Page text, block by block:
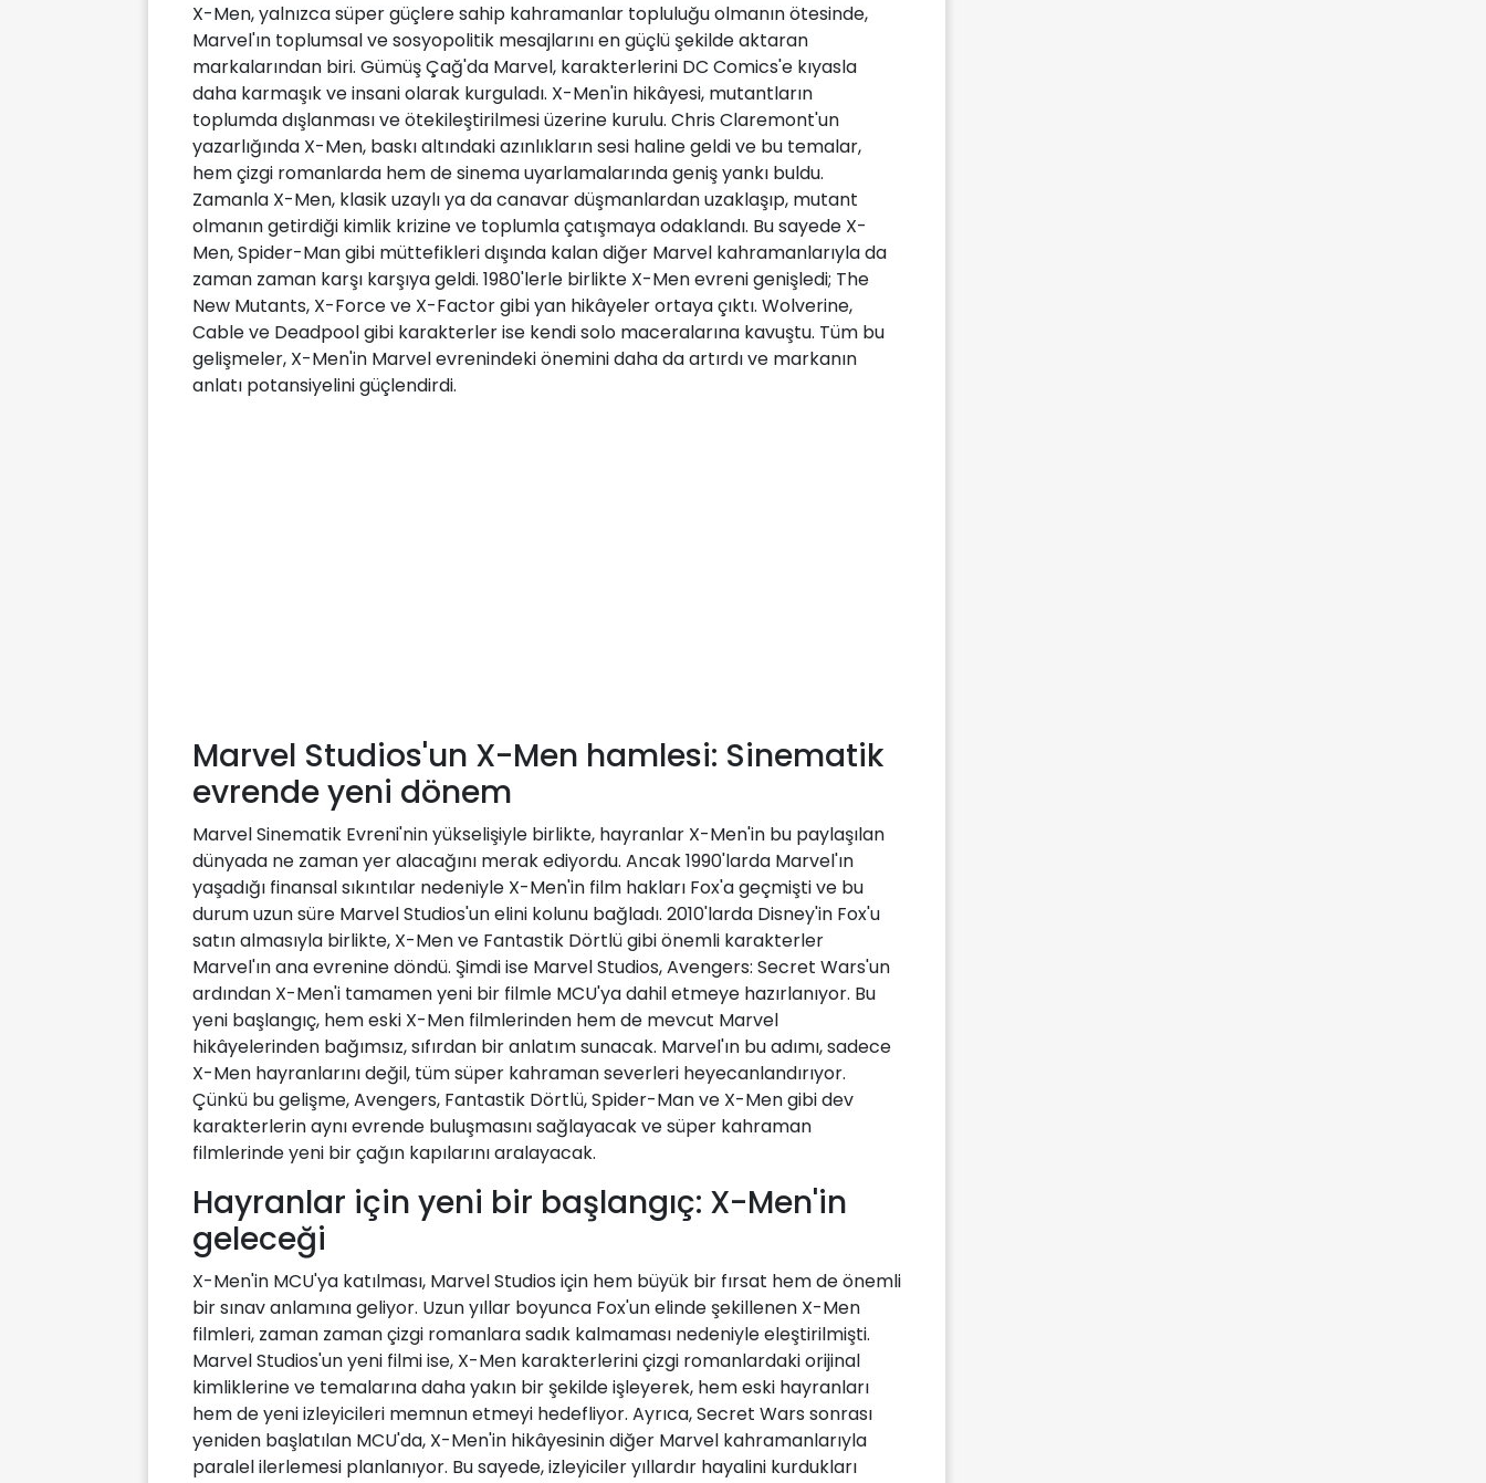
X-Men, yalnızca süper güçlere sahip kahramanlar topluluğu olmanın ötesinde,
Marvel'ın toplumsal ve sosyopolitik mesajlarını en güçlü şekilde aktaran
markalarından biri. Gümüş Çağ'da Marvel, karakterlerini DC Comics'e kıyasla
daha karmaşık ve insani olarak kurguladı. X-Men'in hikâyesi, mutantların
toplumda dışlanması ve ötekileştirilmesi üzerine kurulu. Chris Claremont'un
yazarlığında X-Men, baskı altındaki azınlıkların sesi haline geldi ve bu temalar,
hem çizgi romanlarda hem de sinema uyarlamalarında geniş yankı buldu.
Zamanla X-Men, klasik uzaylı ya da canavar düşmanlardan uzaklaşıp, mutant
olmanın getirdiği kimlik krizine ve toplumla çatışmaya odaklandı. Bu sayede X-
Men, Spider-Man gibi müttefikleri dışında kalan diğer Marvel kahramanlarıyla da
zaman zaman karşı karşıya geldi. 1980'lerle birlikte X-Men evreni genişledi; The
New Mutants, X-Force ve X-Factor gibi yan hikâyeler ortaya çıktı. Wolverine,
Cable ve Deadpool gibi karakterler ise kendi solo maceralarına kavuştu. Tüm bu
gelişmeler, X-Men'in Marvel evrenindeki önemini daha da artırdı ve markanın
anlatı potansiyelini güçlendirdi.
Marvel Studios'un X-Men hamlesi: Sinematik
evrende yeni dönem
Marvel Sinematik Evreni'nin yükselişiyle birlikte, hayranlar X-Men'in bu paylaşılan
dünyada ne zaman yer alacağını merak ediyordu. Ancak 1990'larda Marvel'ın
yaşadığı finansal sıkıntılar nedeniyle X-Men'in film hakları Fox'a geçmişti ve bu
durum uzun süre Marvel Studios'un elini kolunu bağladı. 2010'larda Disney'in Fox'u
satın almasıyla birlikte, X-Men ve Fantastik Dörtlü gibi önemli karakterler
Marvel'ın ana evrenine döndü. Şimdi ise Marvel Studios, Avengers: Secret Wars'un
ardından X-Men'i tamamen yeni bir filmle MCU'ya dahil etmeye hazırlanıyor. Bu
yeni başlangıç, hem eski X-Men filmlerinden hem de mevcut Marvel
hikâyelerinden bağımsız, sıfırdan bir anlatım sunacak. Marvel'ın bu adımı, sadece
X-Men hayranlarını değil, tüm süper kahraman severleri heyecanlandırıyor.
Çünkü bu gelişme, Avengers, Fantastik Dörtlü, Spider-Man ve X-Men gibi dev
karakterlerin aynı evrende buluşmasını sağlayacak ve süper kahraman
filmlerinde yeni bir çağın kapılarını aralayacak.
Hayranlar için yeni bir başlangıç: X-Men'in
geleceği
X-Men'in MCU'ya katılması, Marvel Studios için hem büyük bir fırsat hem de önemli
bir sınav anlamına geliyor. Uzun yıllar boyunca Fox'un elinde şekillenen X-Men
filmleri, zaman zaman çizgi romanlara sadık kalmaması nedeniyle eleştirilmişti.
Marvel Studios'un yeni filmi ise, X-Men karakterlerini çizgi romanlardaki orijinal
kimliklerine ve temalarına daha yakın bir şekilde işleyerek, hem eski hayranları
hem de yeni izleyicileri memnun etmeyi hedefliyor. Ayrıca, Secret Wars sonrası
yeniden başlatılan MCU'da, X-Men'in hikâyesinin diğer Marvel kahramanlarıyla
paralel ilerlemesi planlanıyor. Bu sayede, izleyiciler yıllardır hayalini kurdukları